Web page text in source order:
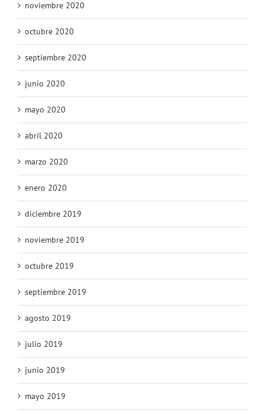
noviembre 2020
octubre 2020
septiembre 2020
junio 2020
mayo 2020
abril 2020
marzo 2020
enero 2020
diciembre 2019
noviembre 2019
octubre 2019
septiembre 2019
agosto 2019
julio 2019
junio 2019
mayo 2019